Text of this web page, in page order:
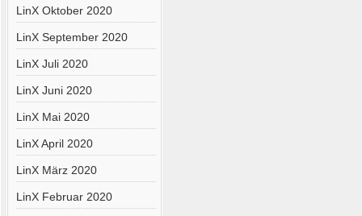
LinX Oktober 2020
LinX September 2020
LinX Juli 2020
LinX Juni 2020
LinX Mai 2020
LinX April 2020
LinX März 2020
LinX Februar 2020